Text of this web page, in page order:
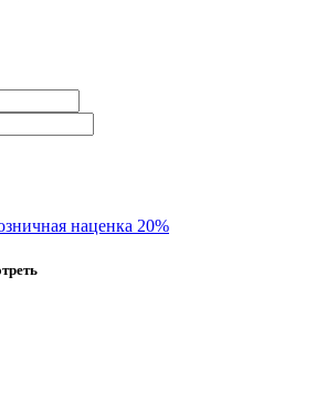
наценка 20%